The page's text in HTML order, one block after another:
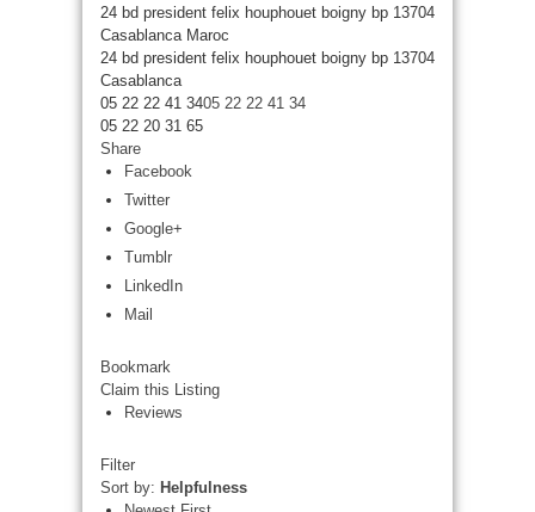
24 bd president felix houphouet boigny bp 13704
Casablanca Maroc
24 bd president felix houphouet boigny bp 13704
Casablanca
05 22 22 41 3405 22 22 41 34
05 22 20 31 65
Share
Facebook
Twitter
Google+
Tumblr
LinkedIn
Mail
Bookmark
Claim this Listing
Reviews
Filter
Sort by: Helpfulness